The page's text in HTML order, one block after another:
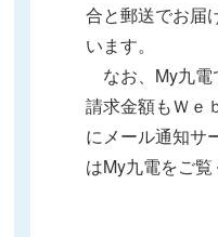
合と郵送でお届
います。
なお、My九電
請求金額もＷｅ
にメール通知サ
はMy九電をご覧